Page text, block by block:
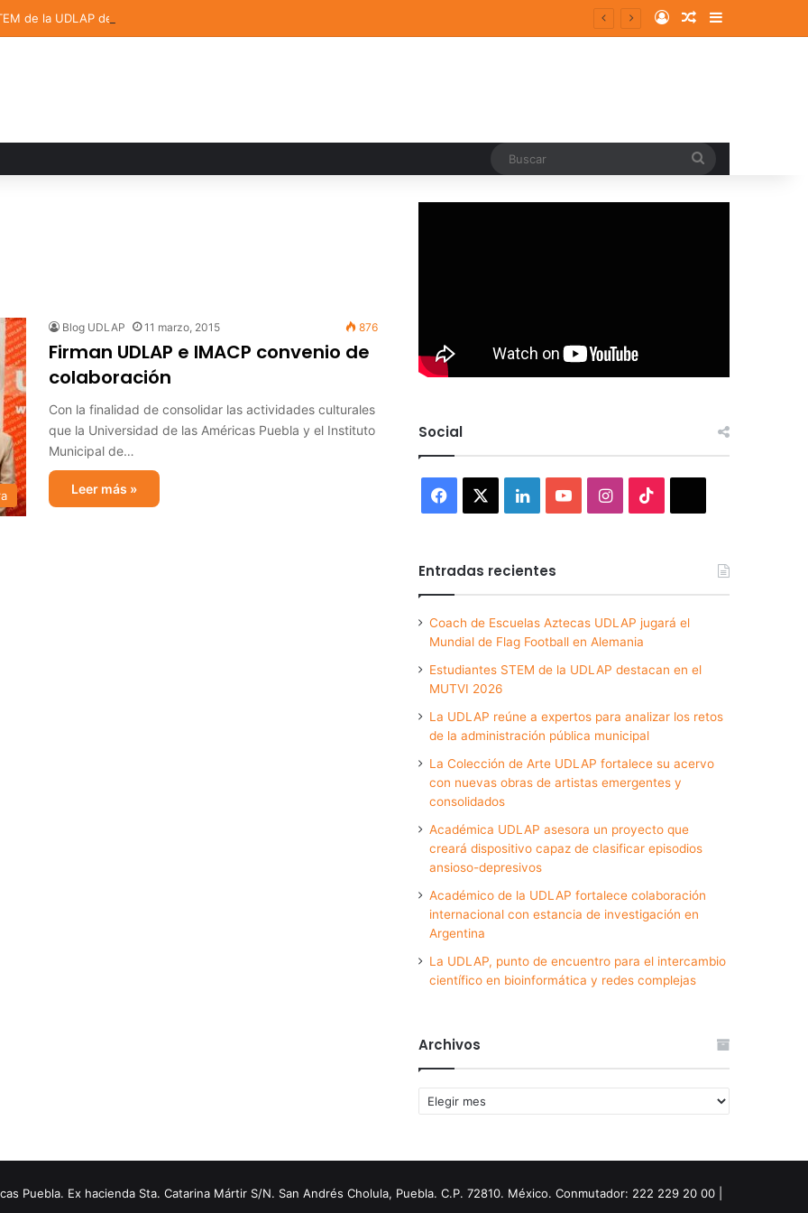
de la UDLAP destacan en el MUTVI 2026 Log InRandom Article
Sidebar
Blog UDLAP 11 marzo, 2015 876
Firman UDLAP e IMACP convenio de
colaboración
Con la finalidad de consolidar las actividades culturales
que la Universidad de las Américas Puebla y el Instituto
Municipal de…
Leer más »
Social
Facebook LinkedInYouTubeInstagram
Entradas recientes
Coach de Escuelas Aztecas UDLAP jugará el
Mundial de Flag Football en Alemania
Estudiantes STEM de la UDLAP destacan en el
MUTVI 2026
La UDLAP reúne a expertos para analizar los retos
de la administración pública municipal
La Colección de Arte UDLAP fortalece su acervo
con nuevas obras de artistas emergentes y
consolidados
Académica UDLAP asesora un proyecto que
creará dispositivo capaz de clasificar episodios
ansioso-depresivos
Académico de la UDLAP fortalece colaboración
internacional con estancia de investigación en
Argentina
La UDLAP, punto de encuentro para el intercambio
científico en bioinformática y redes complejas
Archivos
Archivos
Puebla. Ex hacienda Sta. Catarina Mártir S/N. San Andrés Cholula, Puebla. C.P. 72810. México. Conmutador: 222 229 20 00 |